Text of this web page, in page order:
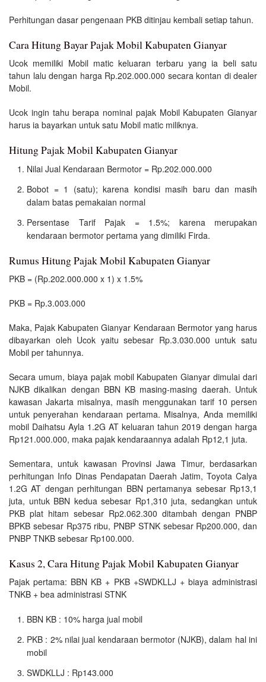
Perhitungan dasar pengenaan PKB ditinjau kembali setiap tahun.
Cara Hitung Bayar Pajak Mobil Kabupaten Gianyar
Ucok memiliki Mobil matic keluaran terbaru yang ia beli satu
tahun lalu dengan harga Rp.202.000.000 secara kontan di dealer
Mobil.
Ucok ingin tahu berapa nominal pajak Mobil Kabupaten Gianyar
harus ia bayarkan untuk satu Mobil matic miliknya.
Hitung Pajak Mobil Kabupaten Gianyar
Nilai Jual Kendaraan Bermotor = Rp.202.000.000
Bobot = 1 (satu); karena kondisi masih baru dan masih
dalam batas pemakaian normal
Persentase Tarif Pajak = 1.5%; karena merupakan
kendaraan bermotor pertama yang dimiliki Firda.
Rumus Hitung Pajak Mobil Kabupaten Gianyar
PKB = (Rp.202.000.000 x 1) x 1.5%
PKB = Rp.3.003.000
Maka, Pajak Kabupaten Gianyar Kendaraan Bermotor yang harus
dibayarkan oleh Ucok yaitu sebesar Rp.3.030.000 untuk satu
Mobil per tahunnya.
Secara umum, biaya pajak mobil Kabupaten Gianyar dimulai dari
NJKB dikalikan dengan BBN KB masing-masing daerah. Untuk
kawasan Jakarta misalnya, masih menggunakan tarif 10 persen
untuk penyerahan kendaraan pertama. Misalnya, Anda memiliki
mobil Daihatsu Ayla 1.2G AT keluaran tahun 2019 dengan harga
Rp121.000.000, maka pajak kendaraannya adalah Rp12,1 juta.
Sementara, untuk kawasan Provinsi Jawa Timur, berdasarkan
perhitungan Info Dinas Pendapatan Daerah Jatim, Toyota Calya
1.2G AT dengan perhitungan BBN pertamanya sebesar Rp13,1
juta, untuk BBN kedua sebesar Rp1,310 juta, sedangkan untuk
PKB plat hitam sebesar Rp2.062.300 ditambah dengan PNBP
BPKB sebesar Rp375 ribu, PNBP STNK sebesar Rp200.000, dan
PNBP TNKB sebesar Rp100.000.
Kasus 2, Cara Hitung Pajak Mobil Kabupaten Gianyar
Pajak pertama: BBN KB + PKB +SWDKLLJ + biaya administrasi
TNKB + bea administrasi STNK
BBN KB : 10% harga jual mobil
PKB : 2% nilai jual kendaraan bermotor (NJKB), dalam hal ini
mobil
SWDKLLJ : Rp143.000